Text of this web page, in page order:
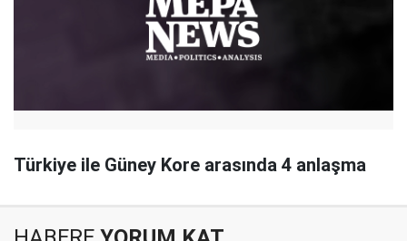
Türkiye ile Güney Kore arasında 4 anlaşma